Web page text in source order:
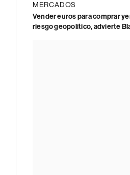
MERCADOS
Vender euros para comprar
riesgo geopolítico, advierte